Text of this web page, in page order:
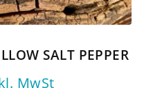
SALT PEPPER
MwSt